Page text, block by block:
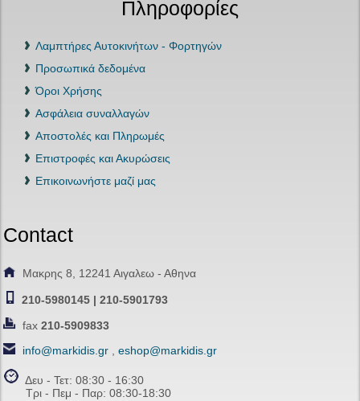
Πληροφορίες
Λαμπτήρες Αυτοκινήτων - Φορτηγών
Προσωπικά δεδομένα
Όροι Χρήσης
Ασφάλεια συναλλαγών
Αποστολές και Πληρωμές
Επιστροφές και Ακυρώσεις
Επικοινωνήστε μαζί μας
Contact
Μακρης 8, 12241 Αιγαλεω - Αθηνα
210-5980145 | 210-5901793
fax210-5909833
info@markidis.gr ,eshop@markidis.gr
Δευ - Τετ: 08:30 - 16:30
Τρι - Πεμ - Παρ: 08:30-18:30